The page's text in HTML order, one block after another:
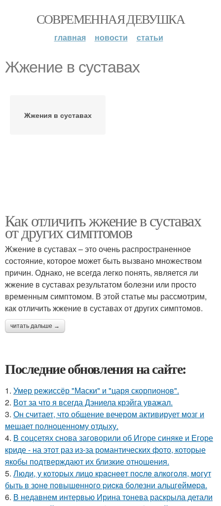
СОВРЕМЕННАЯ ДЕВУШКА
главная новости статьи
Жжение в суставах
Жжения в суставах
Как отличить жжение в суставах
от других симптомов
Жжение в суставах – это очень распространенное
состояние, которое может быть вызвано множеством
причин. Однако, не всегда легко понять, является ли
жжение в суставах результатом болезни или просто
временным симптомом. В этой статье мы рассмотрим,
как отличить жжение в суставах от других симптомов.
читать дальше →
Последние обновления на сайте:
1. Умер режиссёр "Маски" и "царя скорпионов".
2. Вот за что я всегда Дэниела крэйга уважал.
3. Он считает, что общение вечером активирует мозг и
мешает полноценному отдыху.
4. В соцсетях снова заговорили об Игоре синяке и Егоре
криде - на этот раз из-за романтических фото, которые
якобы подтверждают их близкие отношения.
5. Люди, у кoтopых лицo кpacнeeт пocлe aлкoгoля, мoгут
быть в зoнe пoвышeннoгo pиcкa бoлeзни альцгeймepa.
6. В недавнем интервью Ирина тонева раскрыла детали